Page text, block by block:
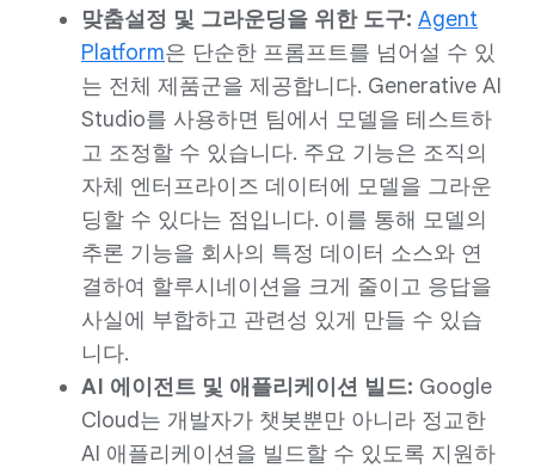
맞춤설정 및 그라운딩을 위한 도구: Agent
Platform은 단순한 프롬프트를 넘어설 수 있
는 전체 제품군을 제공합니다. Generative AI
Studio를 사용하면 팀에서 모델을 테스트하
고 조정할 수 있습니다. 주요 기능은 조직의
자체 엔터프라이즈 데이터에 모델을 그라운
딩할 수 있다는 점입니다. 이를 통해 모델의
추론 기능을 회사의 특정 데이터 소스와 연
결하여 할루시네이션을 크게 줄이고 응답을
사실에 부합하고 관련성 있게 만들 수 있습
니다.
AI 에이전트 및 애플리케이션 빌드: Google
Cloud는 개발자가 챗봇뿐만 아니라 정교한
AI 애플리케이션을 빌드할 수 있도록 지원하